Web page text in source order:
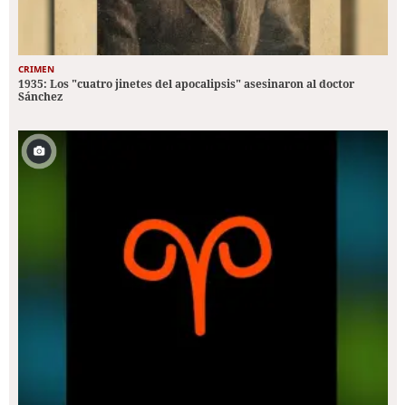
CRIMEN
1935: Los "cuatro jinetes del apocalipsis" asesinaron al doctor
Sánchez